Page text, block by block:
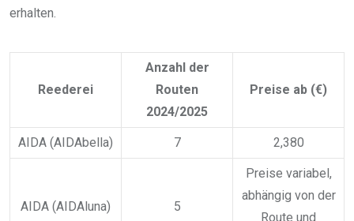
erhalten.
Reederei
Anzahl der
Routen
2024/2025
Preise ab (€)
AIDA (AIDAbella) 7 2,380
AIDA (AIDAluna) 5
Preise variabel,
abhängig von der
Route und